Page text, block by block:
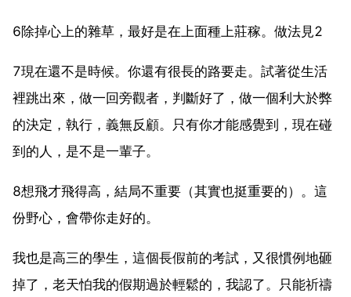
6除掉心上的雜草，最好是在上面種上莊稼。做法見2
7現在還不是時候。你還有很長的路要走。試著從生活
裡跳出來，做一回旁觀者，判斷好了，做一個利大於弊
的決定，執行，義無反顧。只有你才能感覺到，現在碰
到的人，是不是一輩子。
8想飛才飛得高，結局不重要（其實也挺重要的）。這
份野心，會帶你走好的。
我也是高三的學生，這個長假前的考試，又很慣例地砸
掉了，老天怕我的假期過於輕鬆的，我認了。只能祈禱